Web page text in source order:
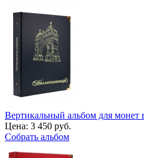
Вертикальный альбом для монет
Цена: 3 450 руб.
Собрать альбом